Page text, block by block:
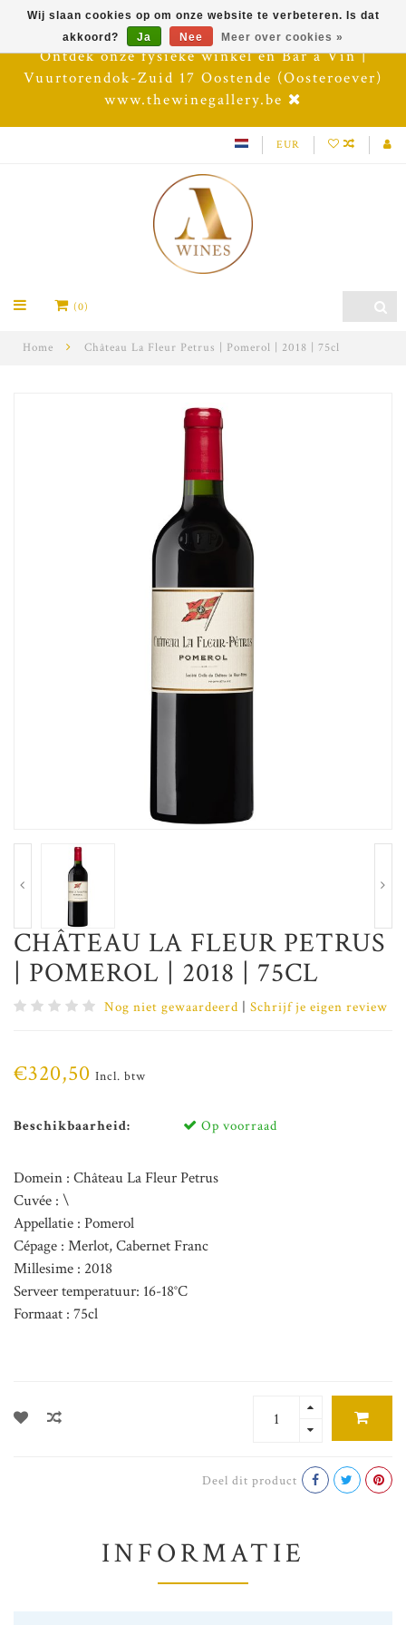
Ontdek onze fysieke winkel en Bar à Vin |
Vuurtorendok-Zuid 17 Oostende (Oosteroever)
www.thewinegallery.be
EUR
(0)
Home Château La Fleur Petrus | Pomerol | 2018 | 75cl
CHÂTEAU LA FLEUR PETRUS
| POMEROL | 2018 | 75CL
Nog niet gewaardeerd | Schrijf je eigen review
€320,50 Incl. btw
Beschikbaarheid: Op voorraad
Domein : Château La Fleur Petrus
Cuvée : \
Appellatie : Pomerol
Cépage : Merlot, Cabernet Franc
Millesime : 2018
Serveer temperatuur: 16-18°C
Formaat : 75cl
Deel dit product
INFORMATIE
Wij slaan cookies op om onze website te verbeteren. Is dat
akkoord?
Ja Nee Meer over cookies »